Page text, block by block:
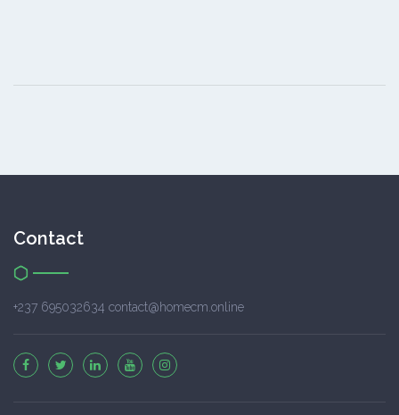
Contact
+237 695032634 contact@homecm.online